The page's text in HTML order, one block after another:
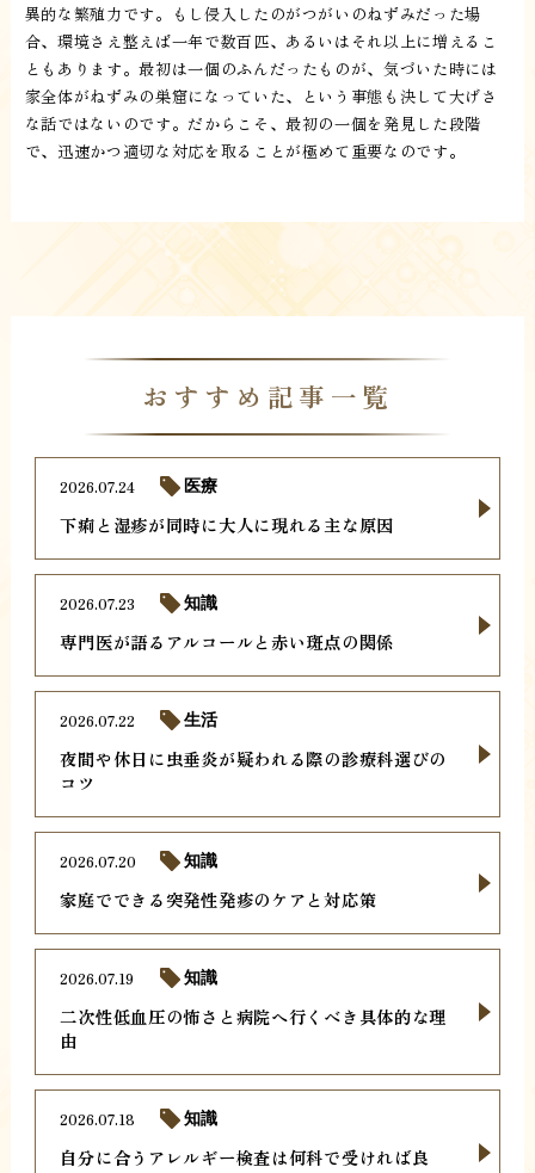
異的な繁殖力です。もし侵入したのがつがいのねずみだった場
合、環境さえ整えば一年で数百匹、あるいはそれ以上に増えるこ
ともあります。最初は一個のふんだったものが、気づいた時には
家全体がねずみの巣窟になっていた、という事態も決して大げさ
な話ではないのです。だからこそ、最初の一個を発見した段階
で、迅速かつ適切な対応を取ることが極めて重要なのです。
おすすめ記事一覧
下痢と湿疹が同時に大人に現れる主な原因
2026.07.24 医療
専門医が語るアルコールと赤い斑点の関係
2026.07.23 知識
夜間や休日に虫垂炎が疑われる際の診療科選びの
コツ
2026.07.22 生活
家庭でできる突発性発疹のケアと対応策
2026.07.20 知識
二次性低血圧の怖さと病院へ行くべき具体的な理
由
2026.07.19 知識
自分に合うアレルギー検査は何科で受ければ良
2026.07.18 知識